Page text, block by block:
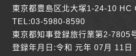
東京都豊島区北大塚1-24-10 HC
TEL:03-5980-8590
東京都知事登録旅行業第2-7805
登録年月日:令和 元年 07月 11日